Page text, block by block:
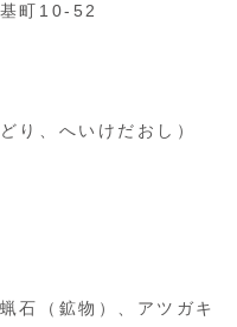
町10‐52
り、へいけだおし）
石（鉱物）、アツガキ